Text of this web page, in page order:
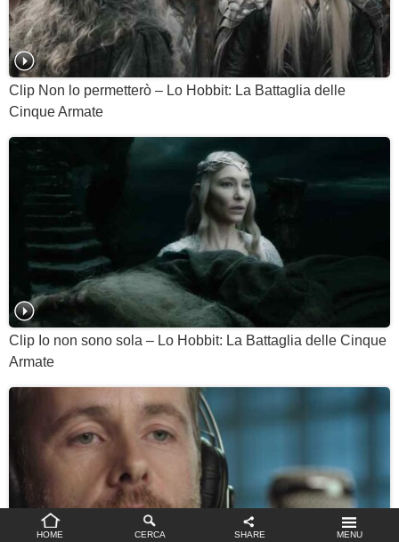
HOME CERCA SHARE MENU
Clip Non lo permetterò – Lo Hobbit: La Battaglia delle
Cinque Armate
Clip Io non sono sola – Lo Hobbit: La Battaglia delle Cinque
Armate
Impostazioni privacy